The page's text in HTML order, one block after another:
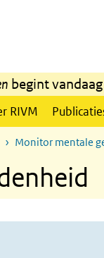
begint vandaag
RIVM
Monitor mentale